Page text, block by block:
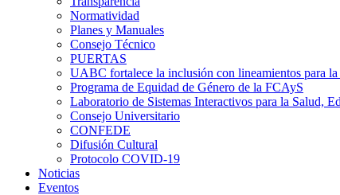
Normatividad
Planes y Manuales
Consejo Técnico
PUERTAS
UABC fortalece la inclusión con lineamientos para
Programa de Equidad de Género de la FCAyS
Laboratorio de Sistemas Interactivos para la Salud,
Consejo Universitario
CONFEDE
Difusión Cultural
Protocolo COVID-19
Noticias
Eventos